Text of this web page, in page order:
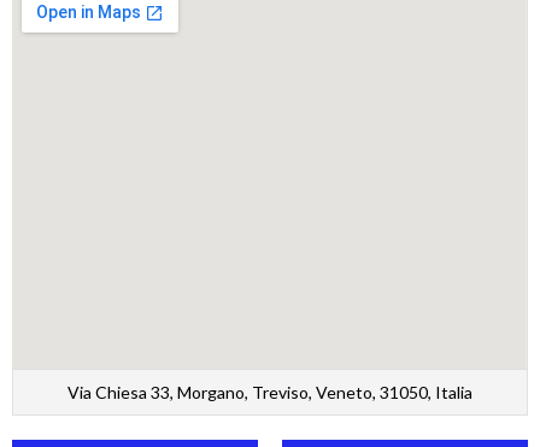
Via Chiesa 33, Morgano, Treviso, Veneto, 31050, Italia